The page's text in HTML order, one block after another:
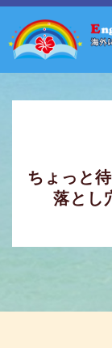
ちょっと
落とし